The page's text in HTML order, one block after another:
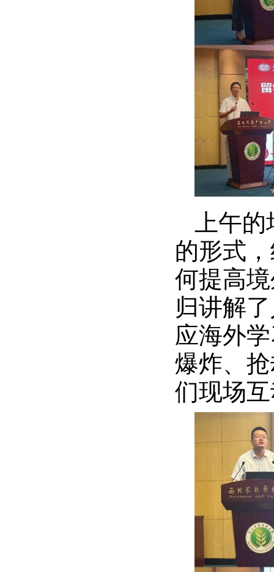
上午
的形式
何提高
归讲解
应海外
爆炸、
们现场